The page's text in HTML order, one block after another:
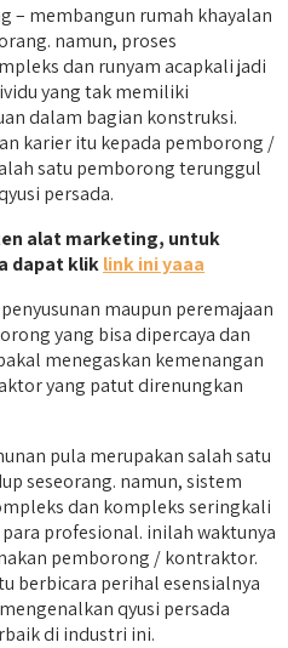
– membangun rumah khayalan
namun, proses
dan runyam acapkali jadi
yang tak memiliki
dalam bagian konstruksi.
karier itu kepada pemborong /
satu pemborong terunggul
persada.
alat marketing, untuk
dapat kliklink ini yaaa
maupun peremajaan
yang bisa dipercaya dan
menegaskan kemenangan
yang patut direnungkan
pula merupakan salah satu
seseorang. namun, sistem
dan kompleks seringkali
profesional. inilah waktunya
pemborong / kontraktor.
berbicara perihal esensialnya
qyusi persada
di industri ini.